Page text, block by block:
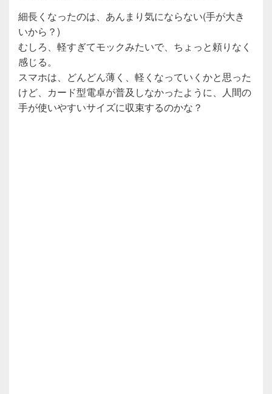
細長くなったのは、あんまり気にならない(手が大き
いから？)
むしろ、軽すぎてモックみたいで、ちょっと頼りなく
感じる。
スマホは、どんどん薄く、軽くなっていくかと思った
けど、カード型電卓が普及しなかったように、人間の
手が使いやすいサイズに収束するのかな？